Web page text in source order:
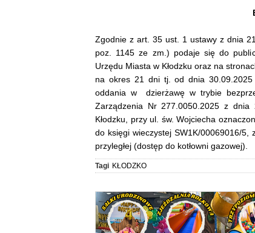
Zgodnie z art. 35 ust. 1 ustawy z dnia
poz. 1145 ze zm.) podaje się do
Urzędu Miasta w Kłodzku oraz na
na okres 21 dni tj. od dnia
oddania w dzierżawę w trybie
Zarządzenia Nr 277.0050.2025 z
Kłodzku, przy ul. św. Wojciecha
do księgi wieczystej SW1K/00069016/
przyległej (dostęp do kotłowni gazowej).
Tagi KŁODZKO